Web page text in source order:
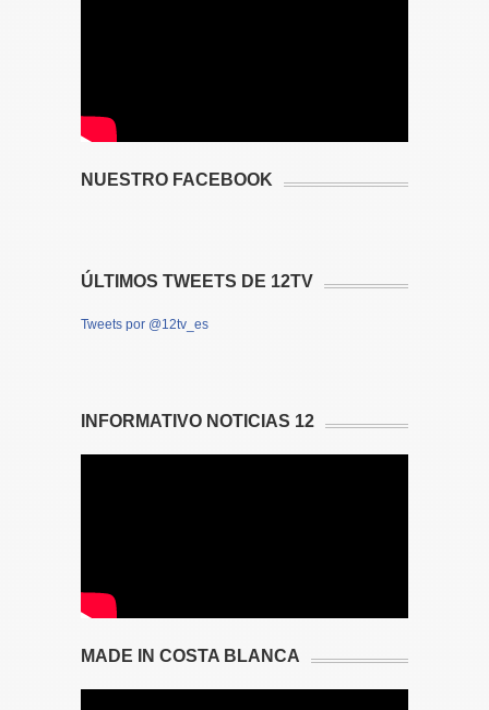
NUESTRO FACEBOOK
ÚLTIMOS TWEETS DE 12TV
Tweets por @12tv_es
INFORMATIVO NOTICIAS 12
MADE IN COSTA BLANCA